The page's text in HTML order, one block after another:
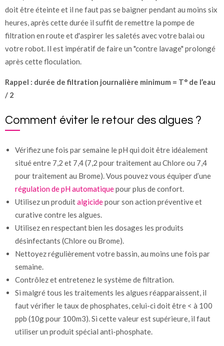
doit être éteinte et il ne faut pas se baigner pendant au moins six
heures, après cette durée il suffit de remettre la pompe de
filtration en route et d'aspirer les saletés avec votre balai ou
votre robot. Il est impératif de faire un "contre lavage" prolongé
après cette floculation.
Rappel : durée de filtration journalière minimum = T° de l’eau
/ 2
Comment éviter le retour des algues ?
Vérifiez une fois par semaine le pH qui doit être idéalement
situé entre 7,2 et 7,4 (7,2 pour traitement au Chlore ou 7,4
pour traitement au Brome). Vous pouvez vous équiper d’une
régulation de pH automatiquepour plus de confort.
Utilisez un produitalgicidepour son action préventive et
curative contre les algues.
Utilisez en respectant bien les dosages les produits
désinfectants (Chlore ou Brome).
Nettoyez régulièrement votre bassin, au moins une fois par
semaine.
Contrôlez et entretenez le système de filtration.
Si malgré tous les traitements les algues réapparaissent, il
faut vérifier le taux de phosphates, celui-ci doit être < à 100
ppb (10g pour 100m3). Si cette valeur est supérieure, il faut
utiliser un produit spécial anti-phosphate.